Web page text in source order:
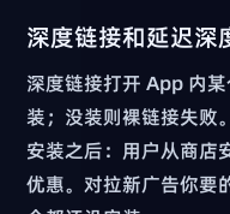
深度链接和延迟深
深度链接打开 App 内
装；没装则裸链接失败
安装之后：用户从商店
优惠。对拉新广告你要